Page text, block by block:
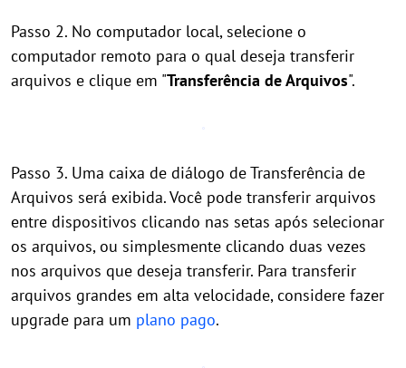
Passo 2. No computador local, selecione o
computador remoto para o qual deseja transferir
arquivos e clique em "Transferência de Arquivos".
Passo 3. Uma caixa de diálogo de Transferência de
Arquivos será exibida. Você pode transferir arquivos
entre dispositivos clicando nas setas após selecionar
os arquivos, ou simplesmente clicando duas vezes
nos arquivos que deseja transferir. Para transferir
arquivos grandes em alta velocidade, considere fazer
upgrade para um plano pago.